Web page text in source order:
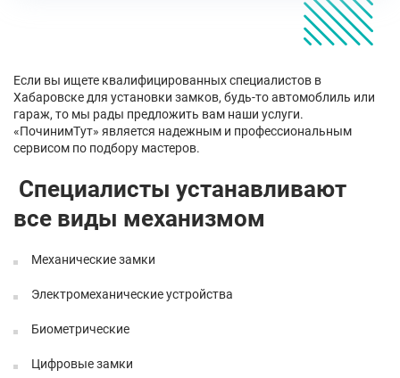
Если вы ищете квалифицированных специалистов в
Хабаровске для установки замков, будь-то автомоблиль или
гараж, то мы рады предложить вам наши услуги.
«ПочинимТут» является надежным и профессиональным
сервисом по подбору мастеров.
Специалисты устанавливают
все виды механизмом
Механические замки
Электромеханические устройства
Биометрические
Цифровые замки